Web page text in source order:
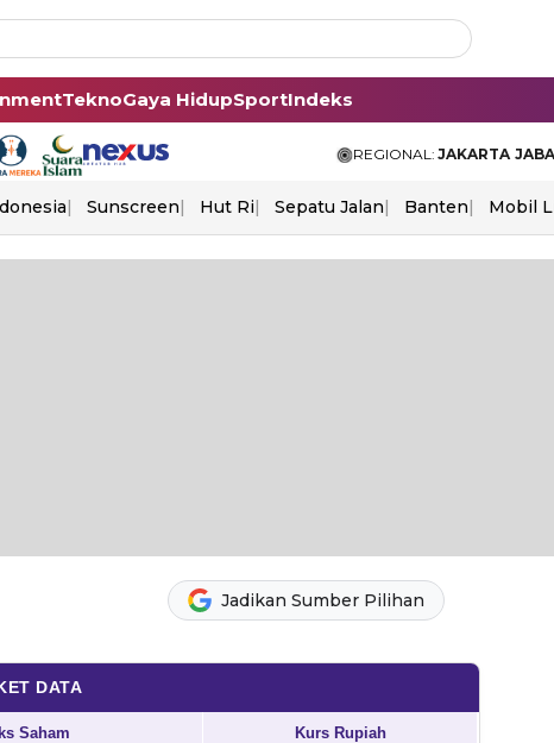
TeknoGaya HidupSportIndeks
REGIONAL: JAKARTA
Sunscreen Hut Ri Sepatu Jalan Banten Mobil
Jadikan Sumber Pilihan
DATA
Saham Kurs Rupiah